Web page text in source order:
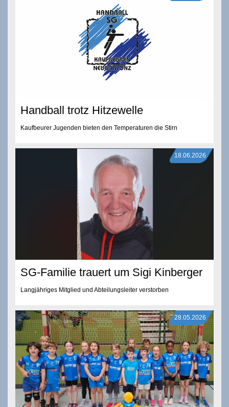
Handball trotz Hitzewelle
Kaufbeurer Jugenden bieten den Temperaturen die Stirn
18.06.2026
SG-Familie trauert um Sigi Kinberger
Langjähriges Mitglied und Abteilungsleiter verstorben
28.05.2026